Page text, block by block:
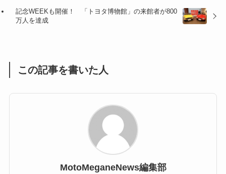
(1)
記念WEEKも開催！ 「トヨタ博物館」の来館者が800
万人を達成
この記事を書いた人
MotoMeganeNews編集部